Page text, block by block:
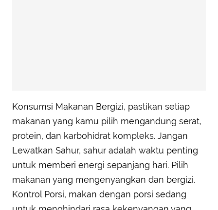
Konsumsi Makanan Bergizi, pastikan setiap
makanan yang kamu pilih mengandung serat,
protein, dan karbohidrat kompleks. Jangan
Lewatkan Sahur, sahur adalah waktu penting
untuk memberi energi sepanjang hari. Pilih
makanan yang mengenyangkan dan bergizi.
Kontrol Porsi, makan dengan porsi sedang